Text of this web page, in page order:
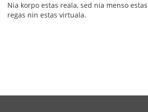
Nia korpo estas reala, sed nia menso
regas nin estas virtuala.